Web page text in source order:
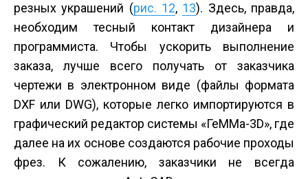
резных украшений (рис. 12, 13). Здесь, правда,
необходим тесный контакт дизайнера и
программиста. Чтобы ускорить выполнение
заказа, лучше всего получать от заказчика
чертежи в электронном виде (файлы формата
DXF или DWG), которые легко импортируются в
графический редактор системы «ГеММа-3D», где
далее на их основе создаются рабочие проходы
фрез. К сожалению, заказчики не всегда